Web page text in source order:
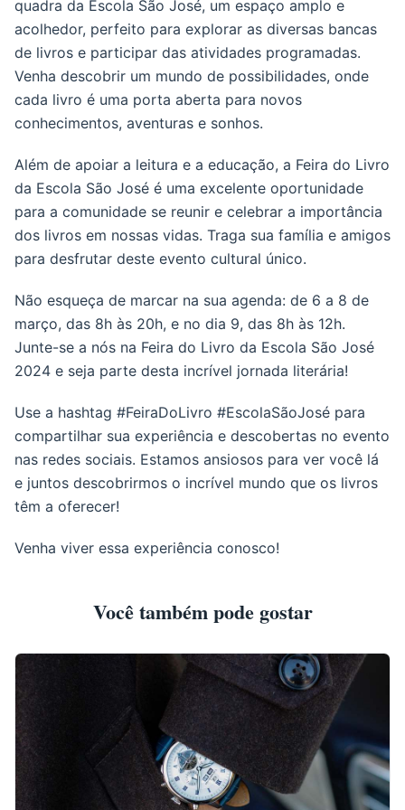
quadra da Escola São José, um espaço amplo e
acolhedor, perfeito para explorar as diversas bancas
de livros e participar das atividades programadas.
Venha descobrir um mundo de possibilidades, onde
cada livro é uma porta aberta para novos
conhecimentos, aventuras e sonhos.
Além de apoiar a leitura e a educação, a Feira do Livro
da Escola São José é uma excelente oportunidade
para a comunidade se reunir e celebrar a importância
dos livros em nossas vidas. Traga sua família e amigos
para desfrutar deste evento cultural único.
Não esqueça de marcar na sua agenda: de 6 a 8 de
março, das 8h às 20h, e no dia 9, das 8h às 12h.
Junte-se a nós na Feira do Livro da Escola São José
2024 e seja parte desta incrível jornada literária!
Use a hashtag #FeiraDoLivro #EscolaSãoJosé para
compartilhar sua experiência e descobertas no evento
nas redes sociais. Estamos ansiosos para ver você lá
e juntos descobrirmos o incrível mundo que os livros
têm a oferecer!
Venha viver essa experiência conosco!
Você também pode gostar